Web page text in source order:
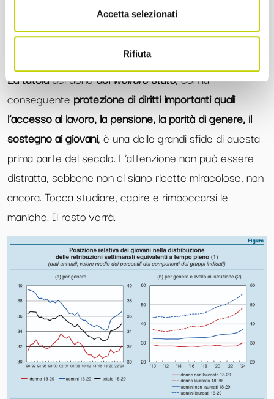
Accetta selezionati
Rifiuta
favoriscano la transizione tecnologica
gli effetti potenzialmente perniciosi dell’IA.
, per quanto non disperante.
La tuteladel donodelwelfare state, con la
conseguente protezione di diritti importanti quali
l’accesso al lavoro, la pensione, la parità di genere, il
sostegno ai giovani, è una delle grandi sfide di questa
prima parte del secolo. L’attenzione non può essere
distratta, sebbene non ci siano ricette miracolose, non
ancora. Tocca studiare, capire e rimboccarsi le
maniche. Il resto verrà.